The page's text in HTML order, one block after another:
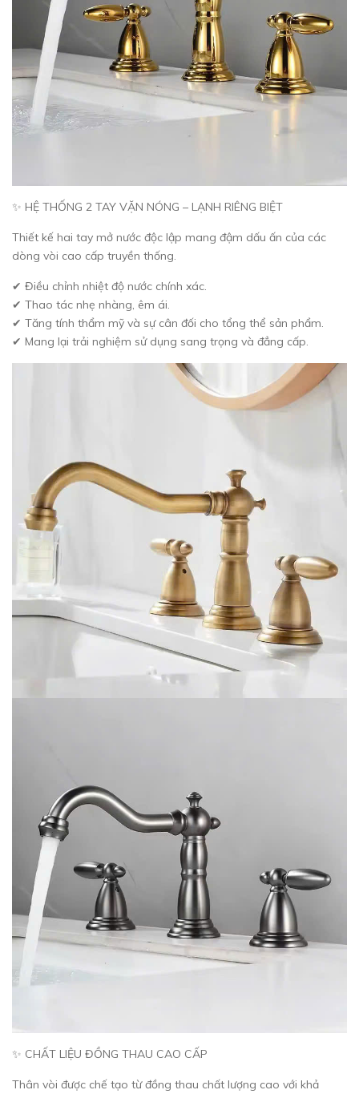
✨ HỆ THỐNG 2 TAY VẶN NÓNG – LẠNH RIÊNG BIỆT
Thiết kế hai tay mở nước độc lập mang đậm dấu ấn của các
dòng vòi cao cấp truyền thống.
✔ Điều chỉnh nhiệt độ nước chính xác.
✔ Thao tác nhẹ nhàng, êm ái.
✔ Tăng tính thẩm mỹ và sự cân đối cho tổng thể sản phẩm.
✔ Mang lại trải nghiệm sử dụng sang trọng và đẳng cấp.
✨ CHẤT LIỆU ĐỒNG THAU CAO CẤP
Thân vòi được chế tạo từ đồng thau chất lượng cao với khả